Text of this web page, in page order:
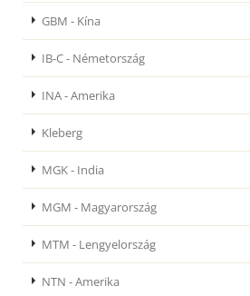
GBM - Kína
IB-C - Németország
INA - Amerika
Kleberg
MGK - India
MGM - Magyarország
MTM - Lengyelország
NTN - Amerika